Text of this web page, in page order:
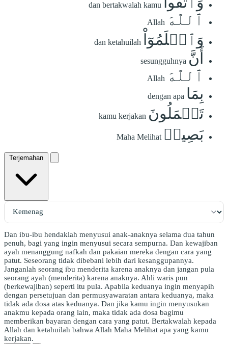
dan bertakwalah kamu
ٱللَّهَ Allah
وَٱعۡلَمُوٓاْ dan ketahuilah
أَنَّ sesungguhnya
ٱللَّهَ Allah
بِمَا dengan apa
تَعۡمَلُونَ kamu kerjakan
بَصِيرٞ Maha Melihat
Terjemahan
Dan ibu-ibu hendaklah menyusui anak-anaknya selama dua tahun
penuh, bagi yang ingin menyusui secara sempurna. Dan kewajiban
ayah menanggung nafkah dan pakaian mereka dengan cara yang
patut. Seseorang tidak dibebani lebih dari kesanggupannya.
Janganlah seorang ibu menderita karena anaknya dan jangan pula
seorang ayah (menderita) karena anaknya. Ahli waris pun
(berkewajiban) seperti itu pula. Apabila keduanya ingin menyapih
dengan persetujuan dan permusyawaratan antara keduanya, maka
tidak ada dosa atas keduanya. Dan jika kamu ingin menyusukan
anakmu kepada orang lain, maka tidak ada dosa bagimu
memberikan bayaran dengan cara yang patut. Bertakwalah kepada
Allah dan ketahuilah bahwa Allah Maha Melihat apa yang kamu
kerjakan.